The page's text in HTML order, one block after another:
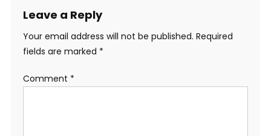
Leave a Reply
Your email address will not be published. Required
fields are marked *
Comment *